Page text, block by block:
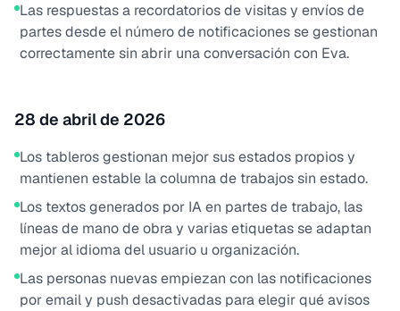
Las respuestas a recordatorios de visitas y envíos de
partes desde el número de notificaciones se gestionan
correctamente sin abrir una conversación con Eva.
28 de abril de 2026
Los tableros gestionan mejor sus estados propios y
mantienen estable la columna de trabajos sin estado.
Los textos generados por IA en partes de trabajo, las
líneas de mano de obra y varias etiquetas se adaptan
mejor al idioma del usuario u organización.
Las personas nuevas empiezan con las notificaciones
por email y push desactivadas para elegir qué avisos